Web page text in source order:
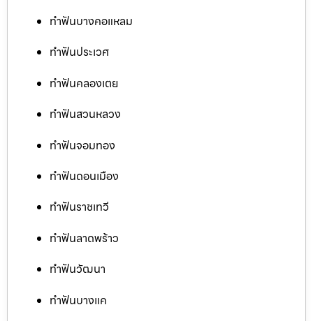
ทำฟันบางคอแหลม
ทำฟันประเวศ
ทำฟันคลองเตย
ทำฟันสวนหลวง
ทำฟันจอมทอง
ทำฟันดอนเมือง
ทำฟันราชเทวี
ทำฟันลาดพร้าว
ทำฟันวัฒนา
ทำฟันบางแค